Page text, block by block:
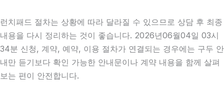
런치패드 절차는 상황에 따라 달라질 수 있으므로 상담 후 최종
내용을 다시 정리하는 것이 좋습니다. 2026년06월04일 03시
34분 신청, 계약, 예약, 이용 절차가 연결되는 경우에는 구두 안
내만 듣기보다 확인 가능한 안내문이나 계약 내용을 함께 살펴
보는 편이 안전합니다.